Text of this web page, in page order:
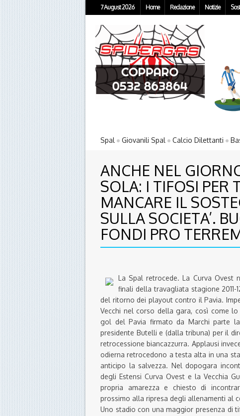
7 August 2026 Home Redazione Notizie
Spal Giovanili Spal Calcio Dilettanti
ANCHE NEL
SOLA: I TIFOSI PER
MANCARE IL
SULLA SOCIETA’.
FONDI PRO
La Spal retrocede. La Curva
finali della travagliata stagione
del ritorno dei playout contro il Pavia.
Vecchi nel corso della gara, così come
gol del Pavia firmato da Marchi parte
presidente Butelli e (dalla tribuna) per il
retrocessione biancazzurra. Applausi
odierna retrocedono a testa alta in una
anticipo la salvezza. Nel dopogara
degli Estensi Curva Ovest e la Vecchia
propria amarezza e chiesto di
prossimo alla ripresa degli allenamenti al
Uno stadio con una maggior presenza di